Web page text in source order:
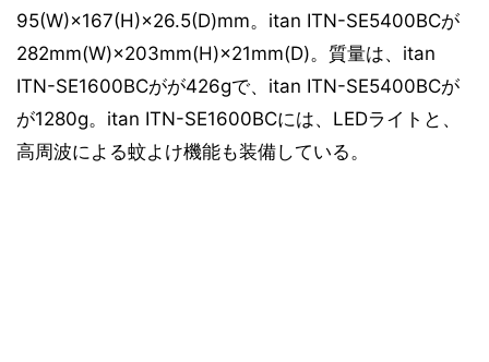
95(W)×167(H)×26.5(D)mm。itan ITN-SE5400BCが
282mm(W)×203mm(H)×21mm(D)。質量は、itan
ITN-SE1600BCがが426gで、itan ITN-SE5400BCが
が1280g。itan ITN-SE1600BCには、LEDライトと、
高周波による蚊よけ機能も装備している。